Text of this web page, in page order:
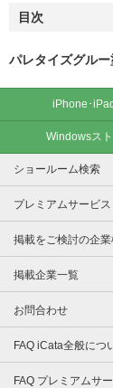
目次
パレタイズグル
iPhone･
Windowsス
ショールーム検索
プレミアムサービス
掲載をご検討の企
掲載企業一覧
お問合わせ
FAQ iCata全般につ
FAQ プレミアムサ